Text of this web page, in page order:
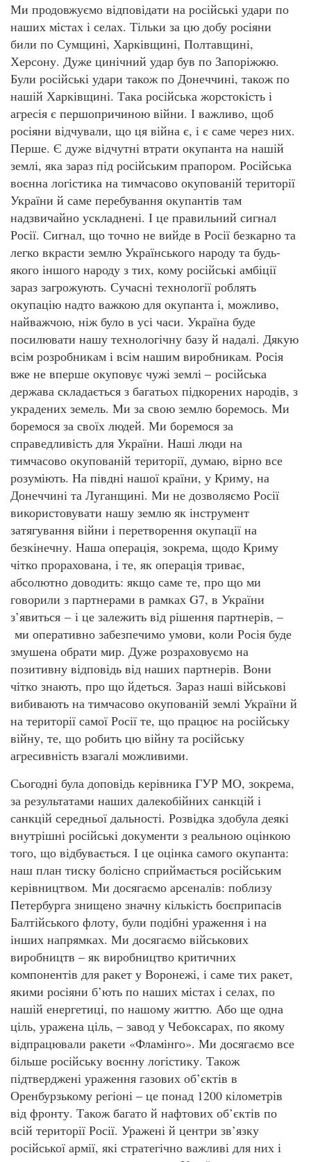
Ми продовжуємо відповідати на російські удари по
наших містах і селах. Тільки за цю добу росіяни
били по Сумщині, Харківщині, Полтавщині,
Херсону. Дуже цинічний удар був по Запоріжжю.
Були російські удари також по Донеччині, також по
нашій Харківщині. Така російська жорстокість і
агресія є першопричиною війни. І важливо, щоб
росіяни відчували, що ця війна є, і є саме через них.
Перше. Є дуже відчутні втрати окупанта на нашій
землі, яка зараз під російським прапором. Російська
воєнна логістика на тимчасово окупованій території
України й саме перебування окупантів там
надзвичайно ускладнені. І це правильний сигнал
Росії. Сигнал, що точно не вийде в Росії безкарно та
легко вкрасти землю Українського народу та будь-
якого іншого народу з тих, кому російські амбіції
зараз загрожують. Сучасні технології роблять
окупацію надто важкою для окупанта і, можливо,
найважчою, ніж було в усі часи. Україна буде
посилювати нашу технологічну базу й надалі. Дякую
всім розробникам і всім нашим виробникам. Росія
вже не вперше окуповує чужі землі – російська
держава складається з багатьох підкорених народів, з
украдених земель. Ми за свою землю боремось. Ми
боремося за своїх людей. Ми боремося за
справедливість для України. Наші люди на
тимчасово окупованій території, думаю, вірно все
розуміють. На півдні нашої країни, у Криму, на
Донеччині та Луганщині. Ми не дозволяємо Росії
використовувати нашу землю як інструмент
затягування війни і перетворення окупації на
безкінечну. Наша операція, зокрема, щодо Криму
чітко прорахована, і те, як операція триває,
абсолютно доводить: якщо саме те, про що ми
говорили з партнерами в рамках G7, в України
з’явиться – і це залежить від рішення партнерів, –
ми оперативно забезпечимо умови, коли Росія буде
змушена обрати мир. Дуже розраховуємо на
позитивну відповідь від наших партнерів. Вони
чітко знають, про що йдеться. Зараз наші військові
вибивають на тимчасово окупованій землі України й
на території самої Росії те, що працює на російську
війну, те, що робить цю війну та російську
агресивність взагалі можливими.
Сьогодні була доповідь керівника ГУР МО, зокрема,
за результатами наших далекобійних санкцій і
санкцій середньої дальності. Розвідка здобула деякі
внутрішні російські документи з реальною оцінкою
того, що відбувається. І це оцінка самого окупанта:
наш план тиску болісно сприймається російським
керівництвом. Ми досягаємо арсеналів: поблизу
Петербурга знищено значну кількість боєприпасів
Балтійського флоту, були подібні ураження і на
інших напрямках. Ми досягаємо військових
виробництв – як виробництво критичних
компонентів для ракет у Воронежі, і саме тих ракет,
якими росіяни б’ють по наших містах і селах, по
нашій енергетиці, по нашому життю. Або ще одна
ціль, уражена ціль, – завод у Чебоксарах, по якому
відпрацювали ракети «Фламінго». Ми досягаємо все
більше російську воєнну логістику. Також
підтверджені ураження газових об’єктів в
Оренбурзькому регіоні – це понад 1200 кілометрів
від фронту. Також багато й нафтових об’єктів по
всій території Росії. Уражені й центри зв’язку
російської армії, які стратегічно важливі для них і